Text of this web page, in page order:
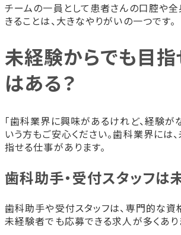
チームの一員として患者さんの口腔や
きることは、大きなやりがいの一つです。
未経験からでも目
はある？
「歯科業界に興味があるけれど、経験が
いう方もご安心ください。歯科業界には
指せる仕事があります。
歯科助手・受付スタッフは
歯科助手や受付スタッフは、専門的な資
未経験者でも応募できる求人が多くあり